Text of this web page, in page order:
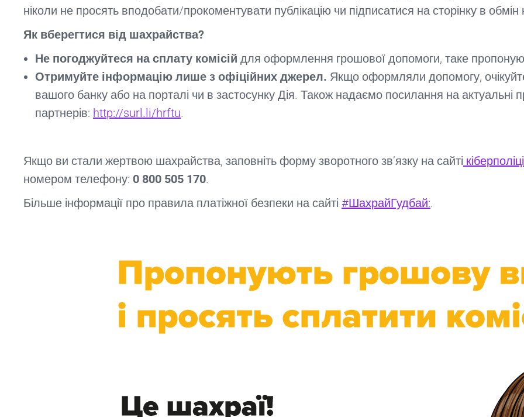
ніколи не просять вподобати/прокоментувати публікацію чи підписатися на сторінку в
Як вберегтися від шахрайства?
Не погоджуйтеся на сплату комісій для оформлення грошової допомоги, таке
Отримуйте інформацію лише з офіційних джерел. Якщо оформляли допомогу,
вашого банку або на порталі чи в застосунку Дія. Також надаємо посилання на
партнерів: http://surl.li/hrftu.
Якщо ви стали жертвою шахрайства, заповніть форму зворотного зв’язку на сайті
номером телефону: 0 800 505 170.
Більше інформації про правила платіжної безпеки на сайті #ШахрайГудбай:.